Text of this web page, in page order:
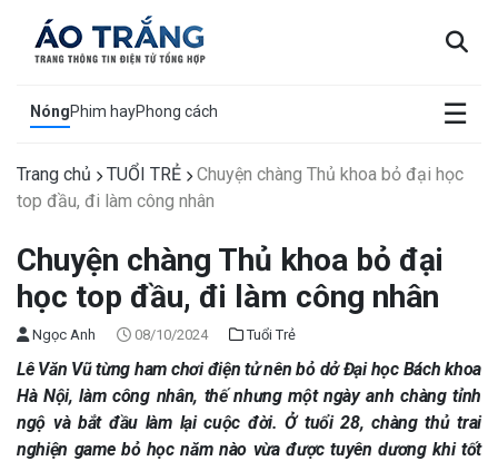
NóngPhim hayPhong cách ☰
×
Trang chủ TUỔI TRẺ
Chuyện chàng Thủ khoa bỏ đại học
top đầu, đi làm công nhân
Chuyện chàng Thủ khoa bỏ đại
học top đầu, đi làm công nhân
Ngọc Anh 08/10/2024 Tuổi Trẻ
Lê Văn Vũ từng ham chơi điện tử nên bỏ dở Đại học Bách khoa
Hà Nội, làm công nhân, thế nhưng một ngày anh chàng tỉnh
ngộ và bắt đầu làm lại cuộc đời. Ở tuổi 28, chàng thủ trai
nghiện game bỏ học năm nào vừa được tuyên dương khi tốt